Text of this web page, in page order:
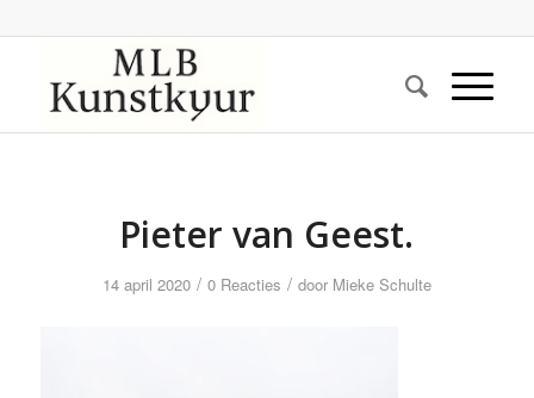
Pieter van Geest.
14 april 2020 / 0 Reacties / door Mieke Schulte